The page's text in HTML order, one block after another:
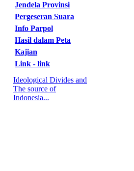
Jendela Provinsi
Pergeseran Suara
Info Parpol
Hasil dalam Peta
Kajian
Link - link
Ideological Divides and
The source of
Indonesia...